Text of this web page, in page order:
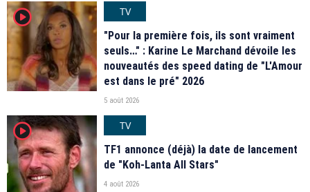
player2
TV
"Pour la première fois, ils sont vraiment
seuls…" : Karine Le Marchand dévoile les
nouveautés des speed dating de "L'Amour
est dans le pré" 2026
5 août 2026
player2
TV
TF1 annonce (déjà) la date de lancement
de "Koh-Lanta All Stars"
4 août 2026